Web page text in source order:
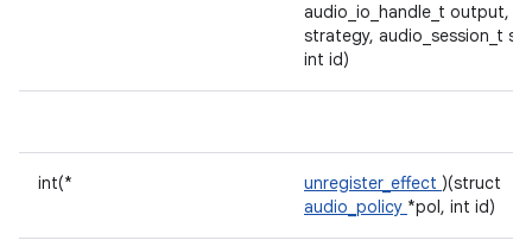
audio_io_handle_t output,
strategy, audio_session_t
int id)
int(* unregister_effect )(struct
audio_policy *pol, int id)